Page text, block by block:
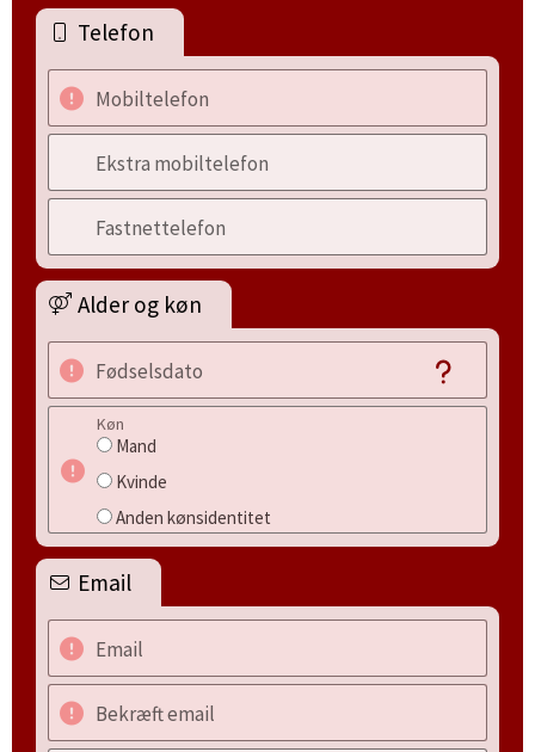
Telefon
Mobiltelefon
Ekstra mobiltelefon
Fastnettelefon
Alder og køn
Fødselsdato
Køn
Mand
Kvinde
Anden kønsidentitet
Email
Email
Bekræft email